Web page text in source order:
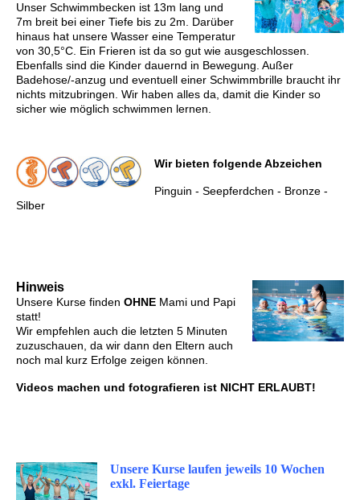
Unser Schwimmbecken ist 13m lang und
7m breit bei einer Tiefe bis zu 2m. Darüber
hinaus hat unsere Wasser eine Temperatur
von 30,5°C. Ein Frieren ist da so gut wie ausgeschlossen.
Ebenfalls sind die Kinder dauernd in Bewegung. Außer
Badehose/-anzug und eventuell einer Schwimmbrille braucht ihr
nichts mitzubringen. Wir haben alles da, damit die Kinder so
sicher wie möglich schwimmen lernen.
Wir bieten folgende Abzeichen
Pinguin - Seepferdchen - Bronze -
Silber
Hinweis
Unsere Kurse finden OHNE Mami und Papi
statt!
Wir empfehlen auch die letzten 5 Minuten
zuzuschauen, da wir dann den Eltern auch
noch mal kurz Erfolge zeigen können.
Videos machen und fotografieren ist NICHT ERLAUBT!
Unsere Kurse laufen jeweils 10 Wochen
exkl. Feiertage